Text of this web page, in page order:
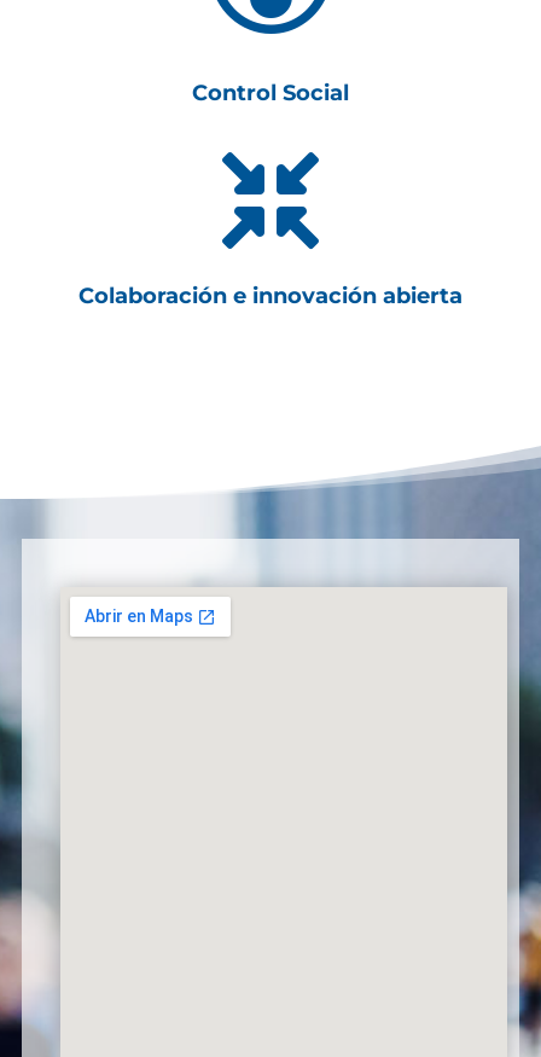
Control Social

Colaboración e innovación abierta